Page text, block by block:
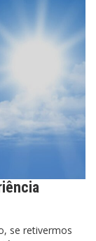
se retivermos